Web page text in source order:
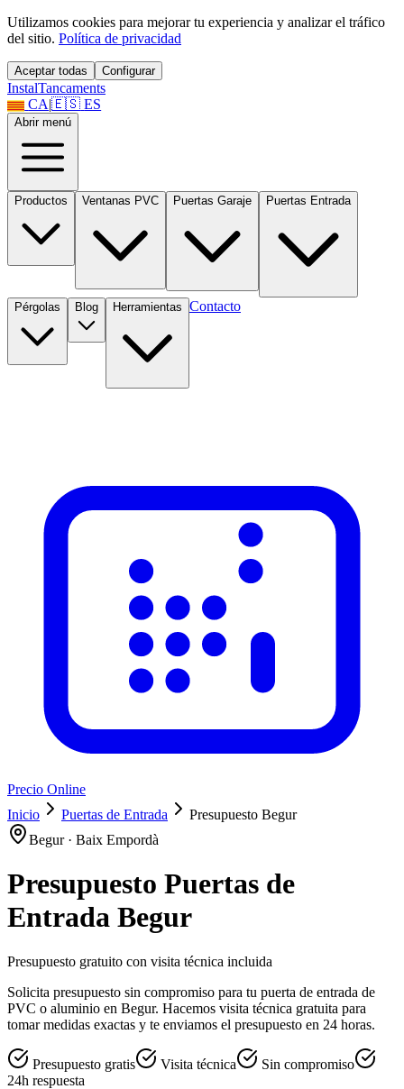
Utilizamos cookies para mejorar tu experiencia y analizar el tráfico
del sitio. Política de privacidad
Aceptar todas Configurar
InstalTancaments
CA|🇪🇸 ES
Abrir menú
Productos Ventanas PVC Puertas Garaje Puertas Entrada
Pérgolas Blog Herramientas Contacto
Precio Online
Inicio
Puertas de Entrada
Presupuesto Begur
Begur · Baix Empordà
Presupuesto Puertas de
Entrada Begur
Presupuesto gratuito con visita técnica incluida
Solicita presupuesto sin compromiso para tu puerta de entrada de
PVC o aluminio en Begur. Hacemos visita técnica gratuita para
tomar medidas exactas y te enviamos el presupuesto en 24 horas.
Presupuesto gratis Visita técnica
Sin compromiso
24h respuesta